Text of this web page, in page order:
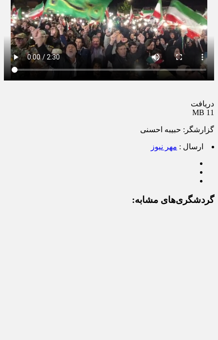
دریافت
11 MB
گزارشگر: حبیبه احسنی
ارسال : مهر نیوز
گردشگری‌های مشابه: